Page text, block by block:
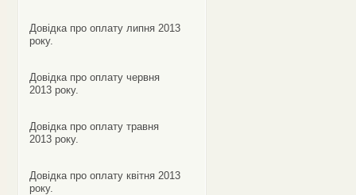
Довідка про оплату липня 2013
року.
Довідка про оплату червня
2013 року.
Довідка про оплату травня
2013 року.
Довідка про оплату квітня 2013
року.